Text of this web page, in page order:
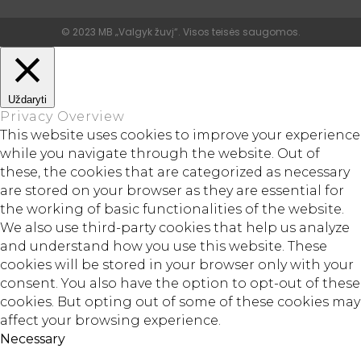
© 2023 MB „Valgyk žuvį“. Visos teisės saugomos.
Uždaryti
Privacy Overview
This website uses cookies to improve your experience
while you navigate through the website. Out of
these, the cookies that are categorized as necessary
are stored on your browser as they are essential for
the working of basic functionalities of the website.
We also use third-party cookies that help us analyze
and understand how you use this website. These
cookies will be stored in your browser only with your
consent. You also have the option to opt-out of these
cookies. But opting out of some of these cookies may
affect your browsing experience.
Necessary